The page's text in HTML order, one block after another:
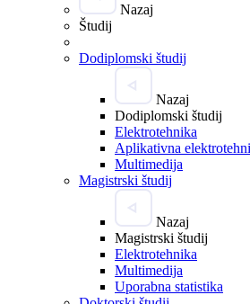
Nazaj
Študij
Dodiplomski študij
Nazaj
Dodiplomski študij
Elektrotehnika
Aplikativna
Multimedija
Magistrski študij
Nazaj
Magistrski študij
Elektrotehnika
Multimedija
Uporabna statistika